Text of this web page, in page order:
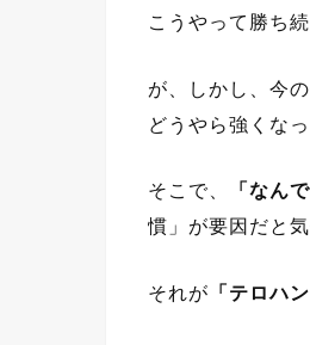
こうやって勝ち
が、しかし、今
どうやら強くな
そこで、 「なん
慣」が要因だと気
それが 「テロハン